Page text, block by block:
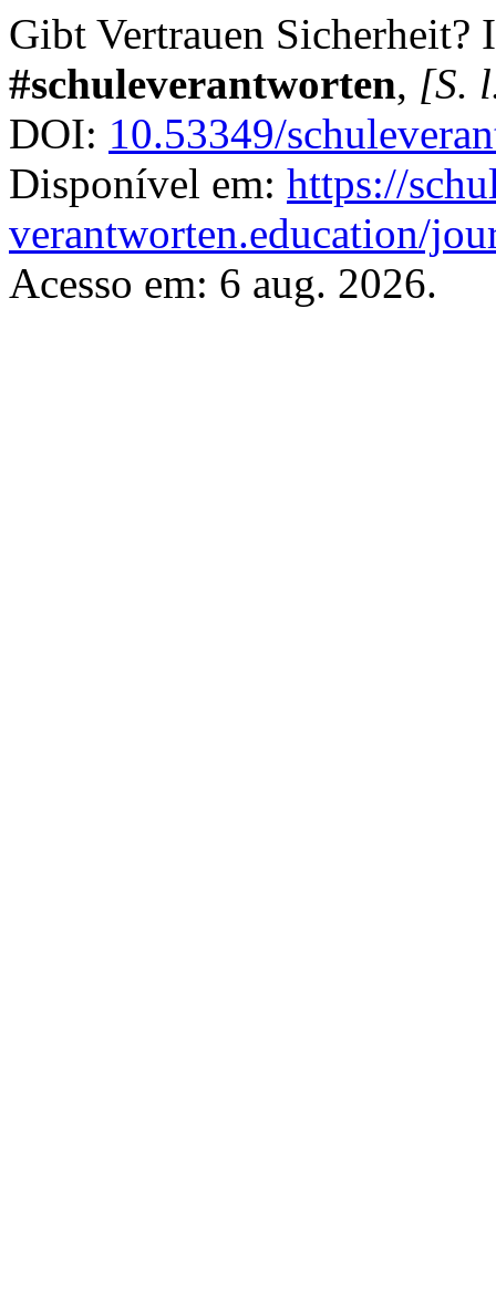
Gibt Vertrauen
#schuleverantworten, [S.
DOI: 10.53349/
Disponível em: https://
verantworten.education/
Acesso em: 6 aug. 2026.